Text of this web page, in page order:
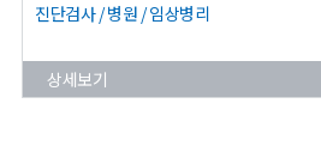
진단검사 / 병원 / 임상병리
상세보기